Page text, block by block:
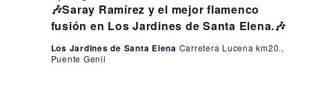
🎶Saray Ramírez y el mejor flamenco
fusión en Los Jardines de Santa Elena.🎶
Los Jardines de Santa Elena Carretera Lucena km20.,
Puente Genil